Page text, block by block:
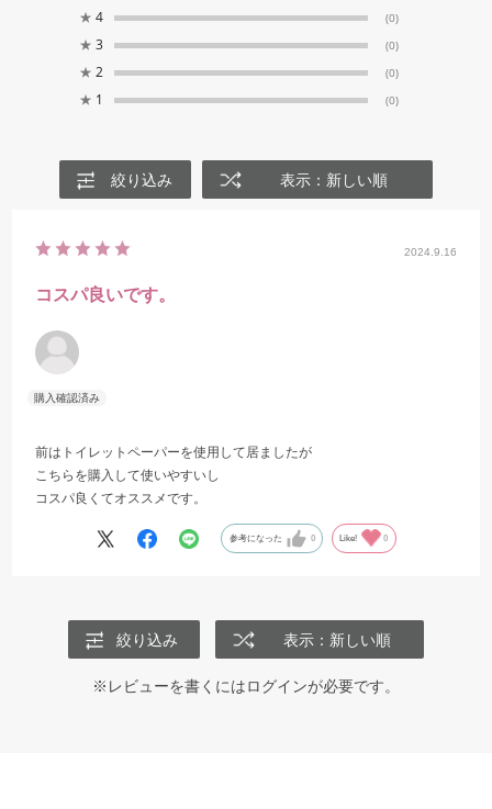
★ 4 (0)
★ 3 (0)
★ 2 (0)
★ 1 (0)
絞り込み 表示：新しい順
2024.9.16
コスパ良いです。
前はトイレットペーパーを使用して居ましたが
こちらを購入して使いやすいし
コスパ良くてオススメです。
参考になった 0 Like! 0
絞り込み 表示：新しい順
※レビューを書くにはログインが必要です。